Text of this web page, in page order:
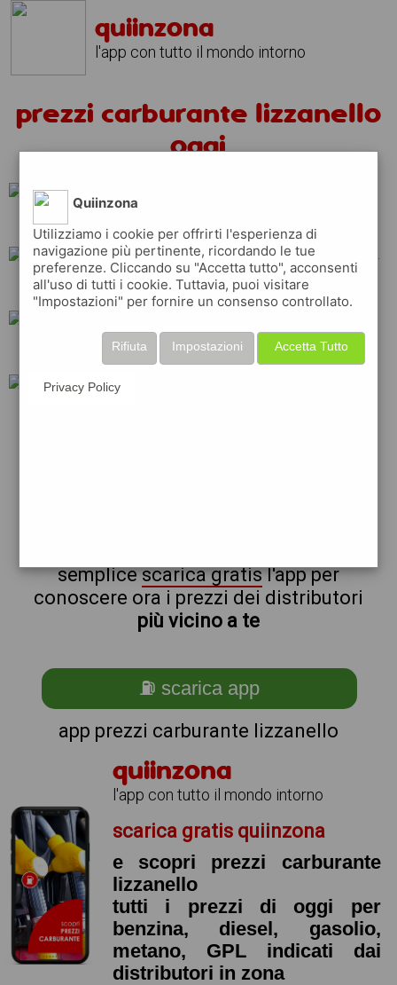
quiinzona
l'app con tutto il mondo intorno
prezzi carburante lizzanello
oggi
erg
api tamoil total
eni repsol
semplicescarica gratisl'app per
conoscere ora i prezzi dei distributori
più vicino a te
⛽ scarica app
app prezzi carburante lizzanello
quiinzona
l'app con tutto il mondo intorno
scarica gratis quiinzona
e scopri prezzi carburante
lizzanello
tutti i prezzi di oggi per
benzina, diesel, gasolio,
metano, GPL indicati dai
distributori in zona
Quiinzona
Utilizziamo i cookie per offrirti l'esperienza di
navigazione più pertinente, ricordando le tue
preferenze. Cliccando su "Accetta tutto", acconsenti
all'uso di tutti i cookie. Tuttavia, puoi visitare
"Impostazioni" per fornire un consenso controllato.
Accetta Tutto
Impostazioni
Rifiuta
Privacy Policy